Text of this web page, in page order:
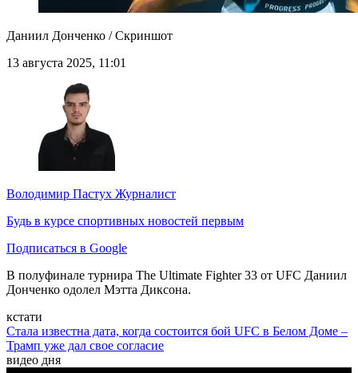
Даниил Донченко / Скриншот
13 августа 2025, 11:01
Володимир Пастух Журналист
Будь в курсе спортивных новостей первым
Подписаться в Google
В полуфинале турнира The Ultimate Fighter 33 от UFC Даниил
Донченко одолел Мэтта Диксона.
кстати
Стала известна дата, когда состоится бой UFC в Белом Доме –
Трамп уже дал свое согласие
видео дня